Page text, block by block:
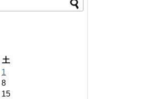
土
1
8
15